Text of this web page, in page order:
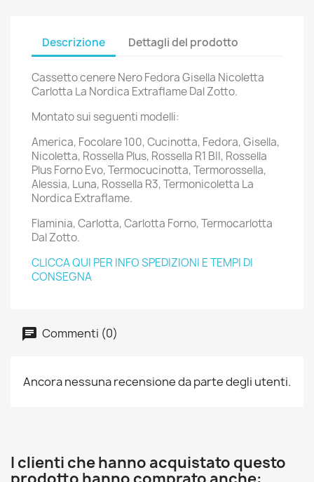
Descrizione Dettagli del prodotto
Cassetto cenere Nero Fedora Gisella Nicoletta
Carlotta La Nordica Extraflame Dal Zotto.
Montato sui seguenti modelli:
America, Focolare 100, Cucinotta, Fedora, Gisella,
Nicoletta, Rossella Plus, Rossella R1 BII, Rossella
Plus Forno Evo, Termocucinotta, Termorossella,
Alessia, Luna, Rossella R3, Termonicoletta La
Nordica Extraflame.
Flaminia, Carlotta, Carlotta Forno, Termocarlotta
Dal Zotto.
CLICCA QUI PER INFO SPEDIZIONI E TEMPI DI
CONSEGNA
Commenti (0)
Ancora nessuna recensione da parte degli utenti.
I clienti che hanno acquistato questo